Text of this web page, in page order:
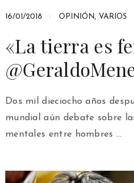
16/01/2018 OPINIÓN, VARIOS
«La tierra es
Dos mil dieciocho años
mundial aún debate sobre
mentales entre hombres …